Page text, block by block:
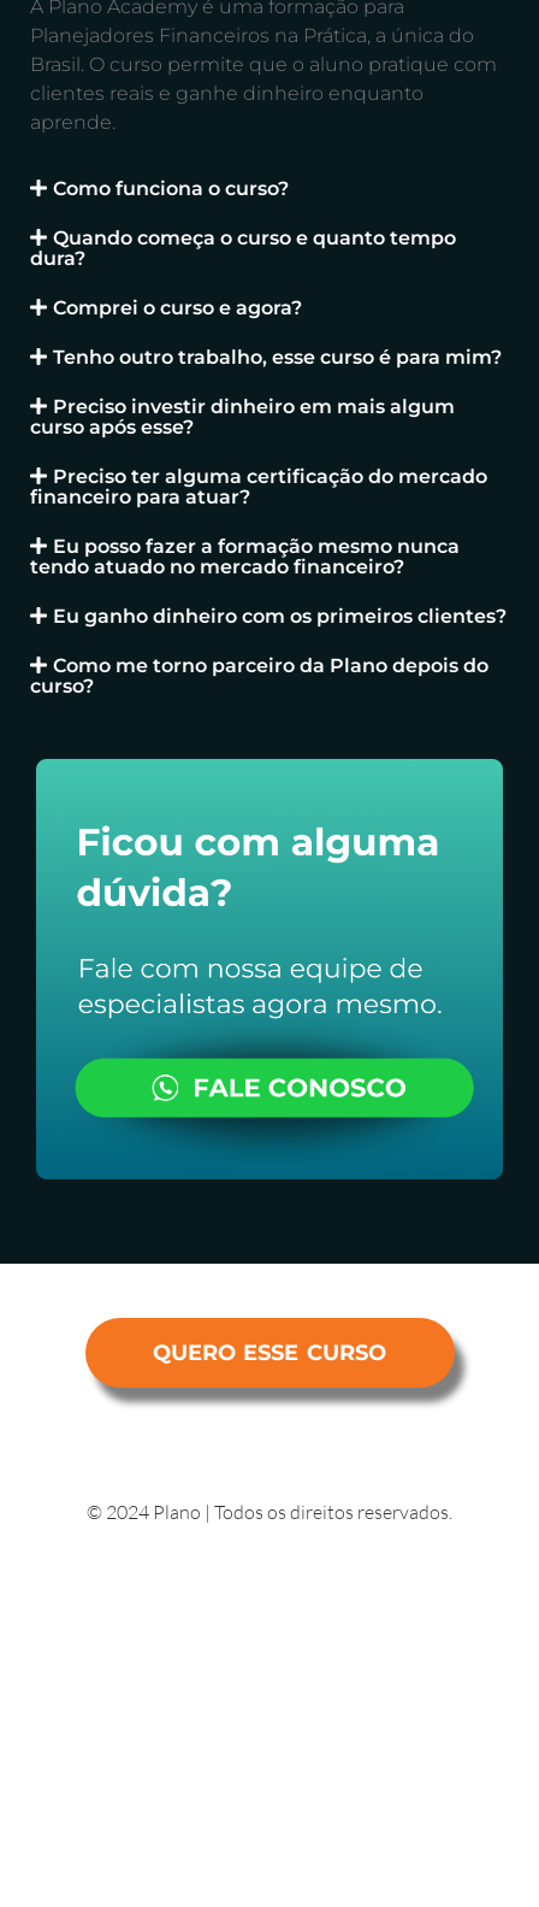
A Plano Academy é uma formação para
Planejadores Financeiros na Prática, a única do
Brasil. O curso permite que o aluno pratique com
clientes reais e ganhe dinheiro enquanto
aprende.
Como funciona o curso?
Quando começa o curso e quanto tempo
dura?
Comprei o curso e agora?
Tenho outro trabalho, esse curso é para mim?
Preciso investir dinheiro em mais algum
curso após esse?
Preciso ter alguma certificação do mercado
financeiro para atuar?
Eu posso fazer a formação mesmo nunca
tendo atuado no mercado financeiro?
Eu ganho dinheiro com os primeiros clientes?
Como me torno parceiro da Plano depois do
curso?
QUERO ESSE CURSO
© 2024 Plano | Todos os direitos reservados.